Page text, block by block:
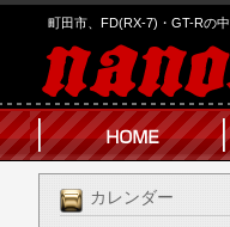
町田市、FD(RX-7)・GT-Rの中
カレンダー